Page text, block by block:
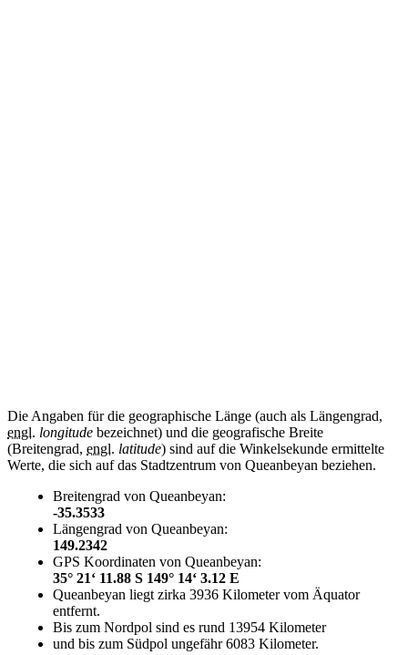
Die Angaben für die geographische Länge (auch als Längengrad,
engl. longitude bezeichnet) und die geografische Breite
(Breitengrad, engl. latitude) sind auf die Winkelsekunde ermittelte
Werte, die sich auf das Stadtzentrum von Queanbeyan beziehen.
Breitengrad von Queanbeyan:
-35.3533
Längengrad von Queanbeyan:
149.2342
GPS Koordinaten von Queanbeyan:
35° 21‘ 11.88 S 149° 14‘ 3.12 E
Queanbeyan liegt zirka 3936 Kilometer vom Äquator
entfernt.
Bis zum Nordpol sind es rund 13954 Kilometer
und bis zum Südpol ungefähr 6083 Kilometer.